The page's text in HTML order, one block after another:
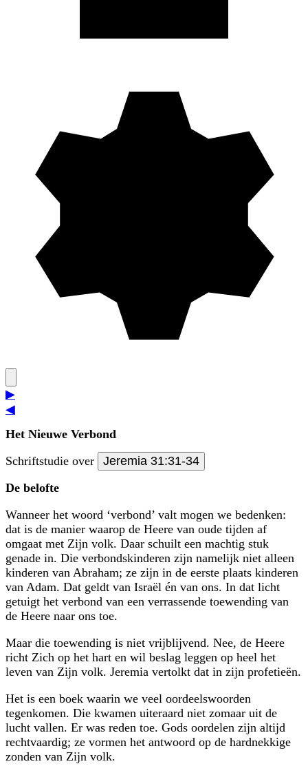
▶
◀
Het Nieuwe Verbond
Schriftstudie over
Jeremia 31:31-34
De belofte
Wanneer het woord ‘verbond’ valt mogen we bedenken:
dat is de manier waarop de Heere van oude tijden af
omgaat met Zijn volk. Daar schuilt een machtig stuk
genade in. Die verbondskinderen zijn namelijk niet alleen
kinderen van Abraham; ze zijn in de eerste plaats kinderen
van Adam. Dat geldt van Israël én van ons. In dat licht
getuigt het verbond van een verrassende toewending van
de Heere naar ons toe.
Maar die toewending is niet vrijblijvend. Nee, de Heere
richt Zich op het hart en wil beslag leggen op heel het
leven van Zijn volk. Jeremia vertolkt dat in zijn profetieën.
Het is een boek waarin we veel oordeelswoorden
tegenkomen. Die kwamen uiteraard niet zomaar uit de
lucht vallen. Er was reden toe. Gods oordelen zijn altijd
rechtvaardig; ze vormen het antwoord op de hardnekkige
zonden van Zijn volk.